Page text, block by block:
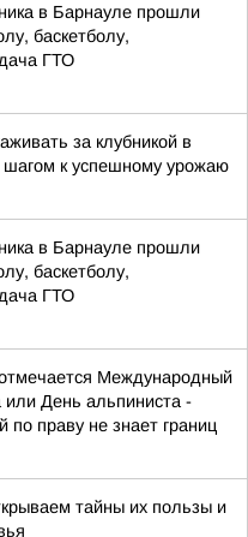
в Барнауле прошли
баскетболу,
ГТО
за клубникой в
шагом к успешному урожаю
в Барнауле прошли
баскетболу,
ГТО
Международный
День альпиниста -
по праву не знает границ
тайны их пользы и